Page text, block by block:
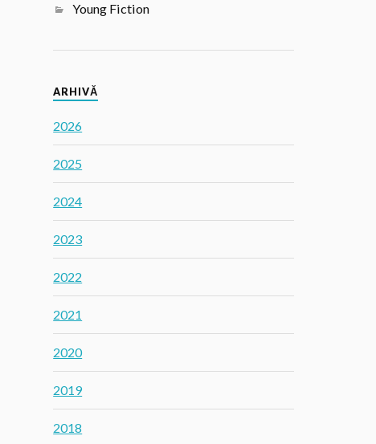
Young Fiction
ARHIVĂ
2026
2025
2024
2023
2022
2021
2020
2019
2018